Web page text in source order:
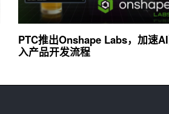
PTC推出Onshape Labs，加速
入产品开发流程